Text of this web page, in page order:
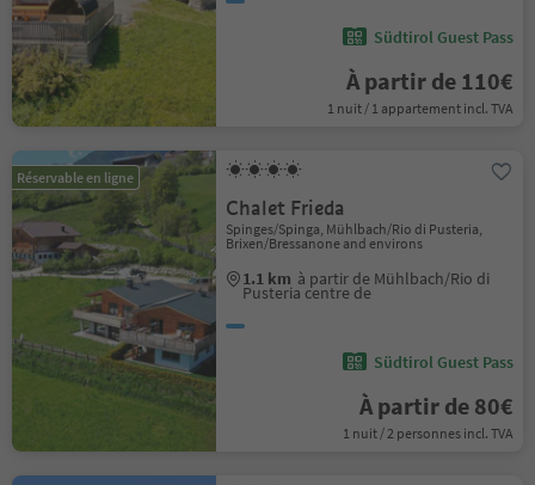
Südtirol Guest Pass
À partir de 110€
1 nuit / 1 appartement incl. TVA
Réservable en ligne
Chalet Frieda
Spinges/Spinga, Mühlbach/Rio di Pusteria,
Brixen/Bressanone and environs
1.1 km à partir de Mühlbach/Rio di
Pusteria centre de
Südtirol Guest Pass
À partir de 80€
1 nuit / 2 personnes incl. TVA